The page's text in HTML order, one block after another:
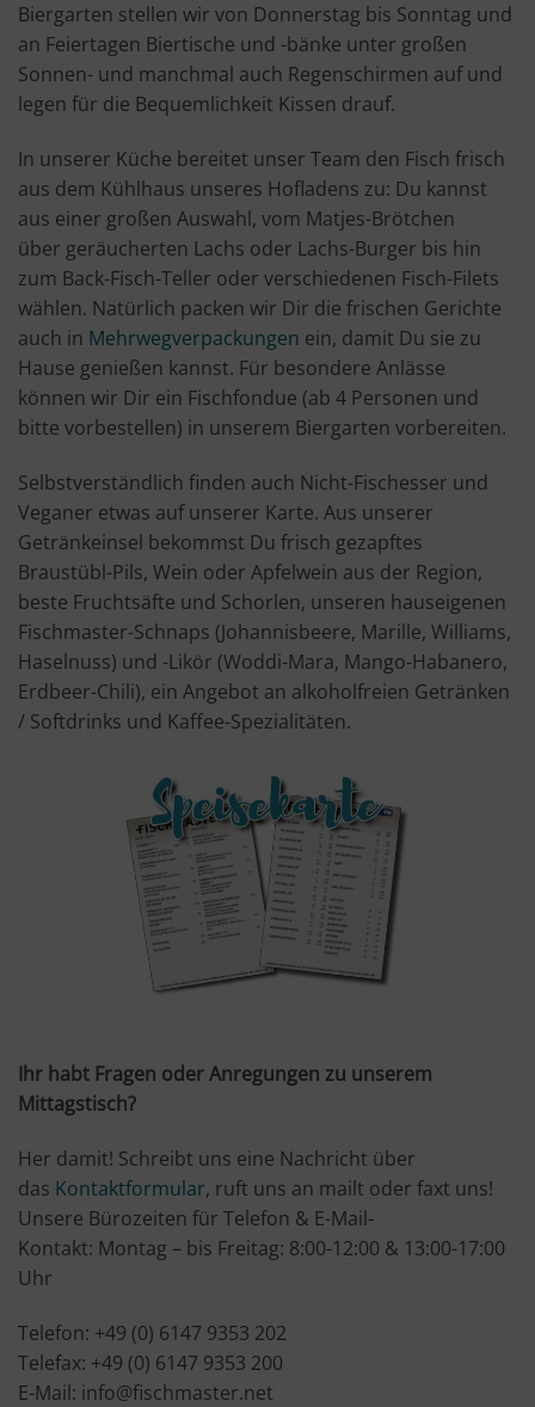
Biergarten stellen wir von Donnerstag bis Sonntag und
an Feiertagen Biertische und -bänke unter großen
Sonnen- und manchmal auch Regenschirmen auf und
legen für die Bequemlichkeit Kissen drauf.
In unserer Küche bereitet unser Team den Fisch frisch
aus dem Kühlhaus unseres Hofladens zu: Du kannst
aus einer großen Auswahl, vom Matjes-Brötchen
über geräucherten Lachs oder Lachs-Burger bis hin
zum Back-Fisch-Teller oder verschiedenen Fisch-Filets
wählen. Natürlich packen wir Dir die frischen Gerichte
auch in Mehrwegverpackungen ein, damit Du sie zu
Hause genießen kannst. Für besondere Anlässe
können wir Dir ein Fischfondue (ab 4 Personen und
bitte vorbestellen) in unserem Biergarten vorbereiten.
Selbstverständlich finden auch Nicht-Fischesser und
Veganer etwas auf unserer Karte. Aus unserer
Getränkeinsel bekommst Du frisch gezapftes
Braustübl-Pils, Wein oder Apfelwein aus der Region,
beste Fruchtsäfte und Schorlen, unseren hauseigenen
Fischmaster-Schnaps (Johannisbeere, Marille, Williams,
Haselnuss) und -Likör (Woddi-Mara, Mango-Habanero,
Erdbeer-Chili), ein Angebot an alkoholfreien Getränken
/ Softdrinks und Kaffee-Spezialitäten.
Ihr habt Fragen oder Anregungen zu unserem
Mittagstisch?
Her damit! Schreibt uns eine Nachricht über
das Kontaktformular, ruft uns an mailt oder faxt uns!
Unsere Bürozeiten für Telefon & E-Mail-
Kontakt: Montag – bis Freitag: 8:00-12:00 & 13:00-17:00
Uhr
Telefon: +49 (0) 6147 9353 202
Telefax: +49 (0) 6147 9353 200
E-Mail: info@fischmaster.net